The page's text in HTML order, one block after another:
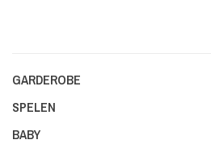
GARDEROBE
SPELEN
BABY